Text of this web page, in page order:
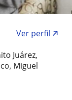
Ver perfil
Juárez,
Miguel